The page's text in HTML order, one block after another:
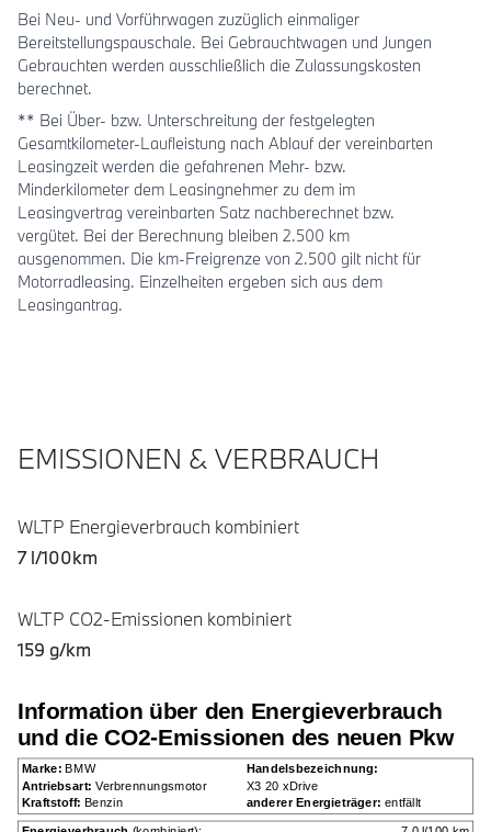
Bei Neu- und Vorführwagen zuzüglich einmaliger
Bereitstellungspauschale. Bei Gebrauchtwagen und Jungen
Gebrauchten werden ausschließlich die Zulassungskosten
berechnet.
** Bei Über- bzw. Unterschreitung der festgelegten
Gesamtkilometer-Laufleistung nach Ablauf der vereinbarten
Leasingzeit werden die gefahrenen Mehr- bzw.
Minderkilometer dem Leasingnehmer zu dem im
Leasingvertrag vereinbarten Satz nachberechnet bzw.
vergütet. Bei der Berechnung bleiben 2.500 km
ausgenommen. Die km-Freigrenze von 2.500 gilt nicht für
Motorradleasing. Einzelheiten ergeben sich aus dem
Leasingantrag.
EMISSIONEN & VERBRAUCH
WLTP Energieverbrauch kombiniert
7 l/100km
WLTP CO2-Emissionen kombiniert
159 g/km